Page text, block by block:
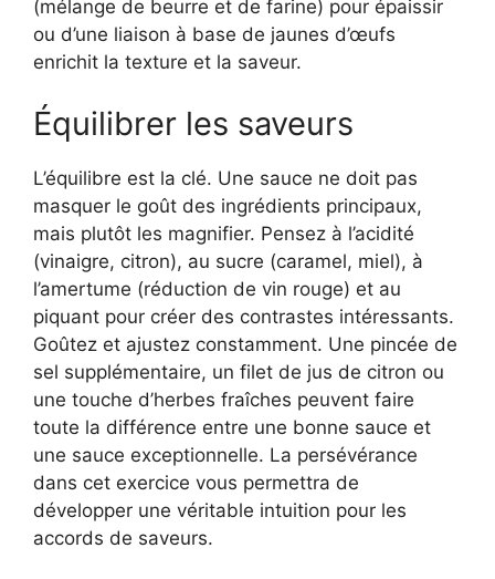
(mélange de beurre et de farine) pour épaissir
ou d’une liaison à base de jaunes d’œufs
enrichit la texture et la saveur.
Équilibrer les saveurs
L’équilibre est la clé. Une sauce ne doit pas
masquer le goût des ingrédients principaux,
mais plutôt les magnifier. Pensez à l’acidité
(vinaigre, citron), au sucre (caramel, miel), à
l’amertume (réduction de vin rouge) et au
piquant pour créer des contrastes intéressants.
Goûtez et ajustez constamment. Une pincée de
sel supplémentaire, un filet de jus de citron ou
une touche d’herbes fraîches peuvent faire
toute la différence entre une bonne sauce et
une sauce exceptionnelle. La persévérance
dans cet exercice vous permettra de
développer une véritable intuition pour les
accords de saveurs.